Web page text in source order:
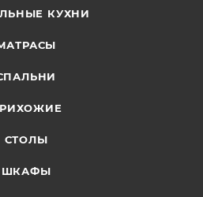
КУХНИ
СТОЛЫ
ШКАФЫ